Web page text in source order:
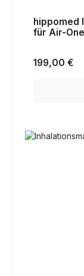
hippomed
für Air-One
Regulärer
199,00 €